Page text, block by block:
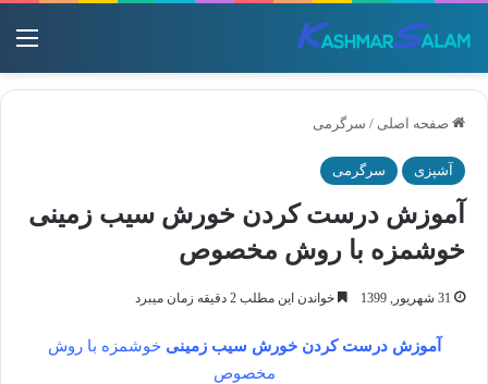
صفحه اصلی / سرگرمی
آشپزی سرگرمی
آموزش درست کردن خورش سیب زمینی
خوشمزه با روش مخصوص
31 شهریور, 1399 خواندن این مطلب 2 دقیقه زمان میبرد
آموزش درست کردن خورش سیب زمینی خوشمزه با روش
مخصوص